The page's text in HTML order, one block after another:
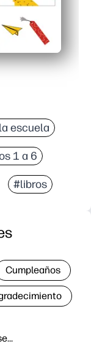
escuela
1 a 6
#libros
Cumpleaños